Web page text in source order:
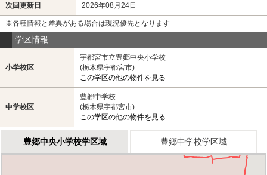
次回更新日 2026年08月24日
※各種情報と差異がある場合は現況優先となります
学区情報
小学校区
宇都宮市立豊郷中央小学校
(栃木県宇都宮市)
この学区の他の物件を見る
中学校区
豊郷中学校
(栃木県宇都宮市)
この学区の他の物件を見る
豊郷中央小学校学区域 豊郷中学校学区域